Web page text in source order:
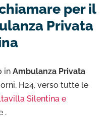
per il
Privata
in Ambulanza Privata
H24, verso tutte le
Silentina e
.